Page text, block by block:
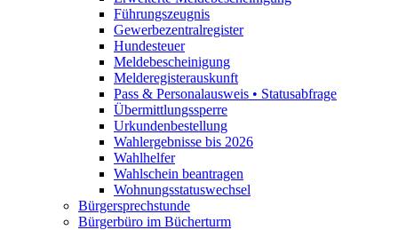
Führungszeugnis
Gewerbezentralregister
Hundesteuer
Meldebescheinigung
Melderegisterauskunft
Pass & Personalausweis • Statusabfrage
Übermittlungssperre
Urkundenbestellung
Wahlergebnisse bis 2026
Wahlhelfer
Wahlschein beantragen
Wohnungsstatuswechsel
Bürgersprechstunde
Bürgerbüro im Bücherturm